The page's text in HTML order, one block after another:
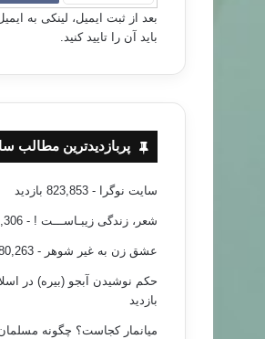
بعد از ثبت ایمیل، لینکی به
باید آن را تایید کنید.
پربازدیدترین مطالب
سایت نوگرا - 823,853 بازدید
شعر، زندگی زیبـاســـت ! - 485,306 بازدید
عشق زن به غیر شوهر - 280,263 بازدید
حکم نوشیدن آبجو (بیره) در
بازدید
میانمار کجاست؟ چگونه